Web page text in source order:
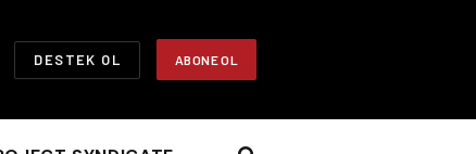
DESTEK OL ABONE OL